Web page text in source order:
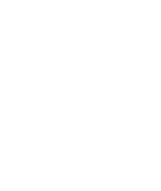
幅約１メートル、全長は